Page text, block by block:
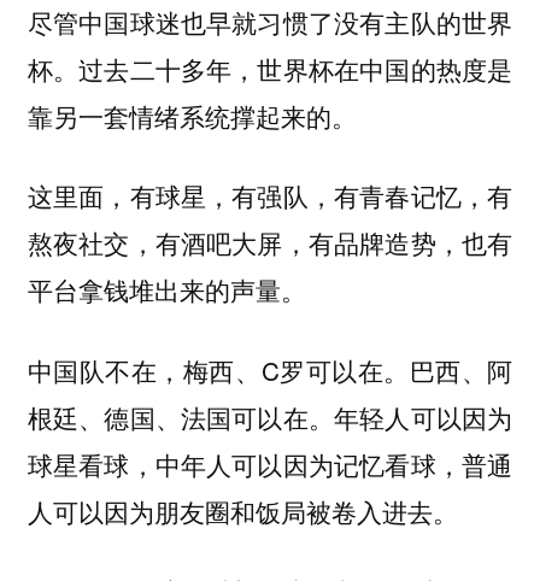
尽管中国球迷也早就习惯了没有主队的世界
杯。过去二十多年，世界杯在中国的热度是
靠另一套情绪系统撑起来的。
这里面，有球星，有强队，有青春记忆，有
熬夜社交，有酒吧大屏，有品牌造势，也有
平台拿钱堆出来的声量。
中国队不在，梅西、C罗可以在。巴西、阿
根廷、德国、法国可以在。年轻人可以因为
球星看球，中年人可以因为记忆看球，普通
人可以因为朋友圈和饭局被卷入进去。